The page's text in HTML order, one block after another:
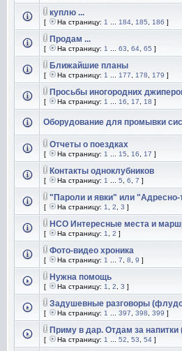
куплю ...
[ На страницу: 1 184 185 186 ]
Продам ...
[ На страницу: 1 63 64 65 ]
Ближайшие планы
[ На страницу: 1 177 178 179 ]
Просьбы иногородних
[ На страницу: 1 16 17 18 ]
Оборудование для промывки
Отчеты о поездках
[ На страницу: 1 15 16 17 ]
Контакты одноклубников
[ На страницу: 1 5 6 7 ]
"Пароли и явки" или
[ На страницу: 1 2 3 ]
НСО Интересные места и
[ На страницу: 1 2 ]
Фото-видео хроника
[ На страницу: 1 7 8 9 ]
Нужна помощь
[ На страницу: 1 2 3 ]
Задушевные разговоры
[ На страницу: 1 397 398 399 ]
Приму в дар. Отдам за
[ На страницу: 1 52 53 54 ]